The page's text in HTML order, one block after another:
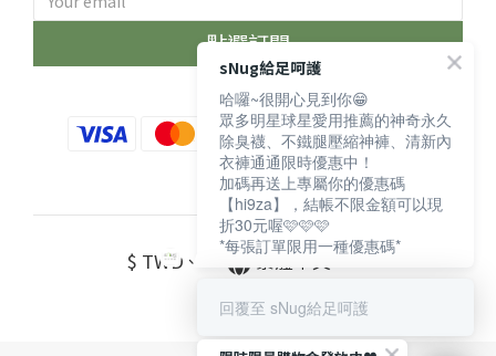
點選訂閱
$ TWD 繁體中文
sNug給足呵護
哈囉~很開心見到你😁
眾多明星球星愛用推薦的神奇永久
除臭襪、不鐵腿壓縮神褲、清新內
衣褲通通限時優惠中！
加碼再送上專屬你的優惠碼
【hi9za】，結帳不限金額可以現
折30元喔🩷🩷🩷
*每張訂單限用一種優惠碼*
回覆至 sNug給足呵護